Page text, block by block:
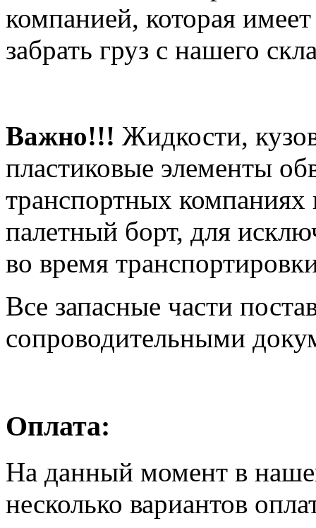
компанией, которая
забрать груз с нашего
Важно!!! Жидкости,
пластиковые элементы
транспортных
палетный борт, для
во время
Все запасные части
сопроводительными
Оплата:
На данный момент в
несколько вариантов